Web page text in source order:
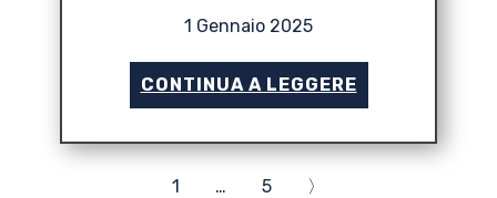
1 Gennaio 2025
CONTINUA A LEGGERE
1 … 5 〉